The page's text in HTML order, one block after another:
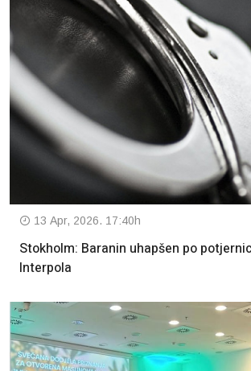
13 Apr, 2026. 17:40h
Stokholm: Baranin uhapšen po
Interpola